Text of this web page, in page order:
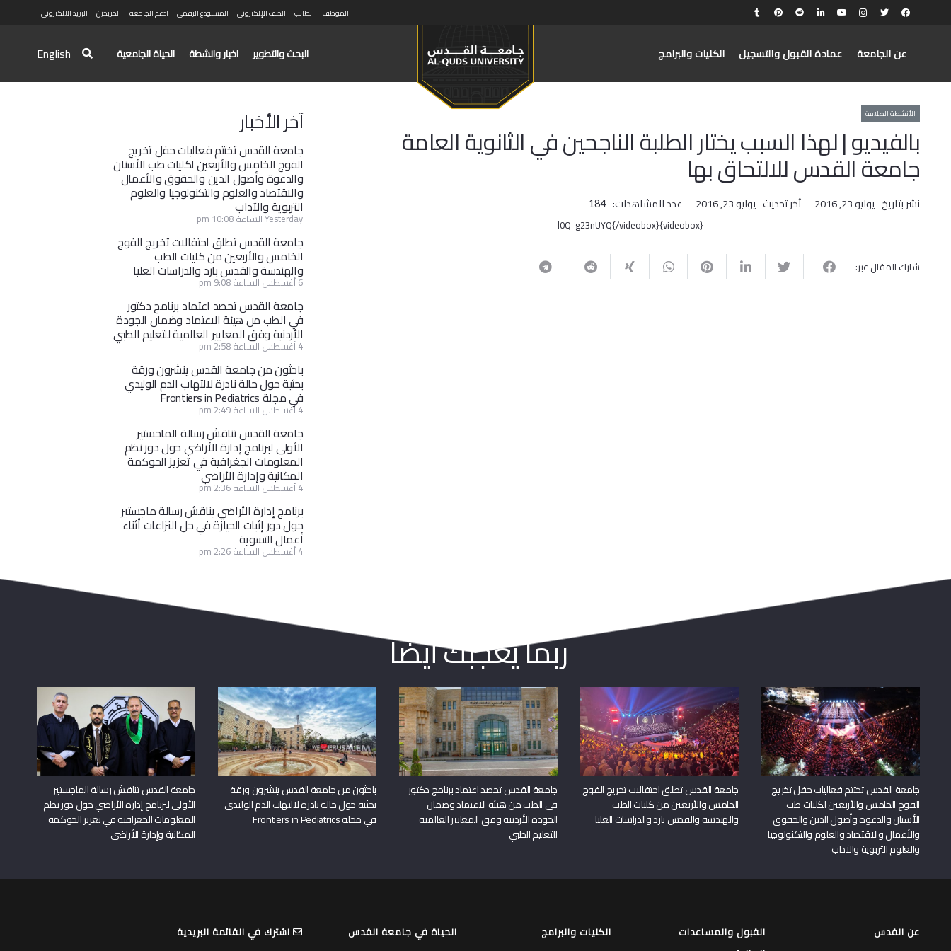
الموظف الطالب الصف الإلكتروني المستودع الرقمي ادعم الجامعة الخريجين البريد الالكتروني
عن الجامعة عمادة القبول والتسجيل الكليات والبرامج البحث والتطوير اخبار وانشطة الحياة الجامعية English
الأنشطة الطلابية
بالفيديو | لهذا السبب يختار الطلبة الناجحين في الثانوية العامة
جامعة القدس للالتحاق بها
نشر بتاريخ يوليو 23, 2016 آخر تحديث يوليو 23, 2016 عدد المشاهدات: 184
{videobox}l0Q-g23nUYQ{/videobox}
شارك المقال عبر:
آخر الأخبار
جامعة القدس تختتم فعاليات حفل تخريج
الفوج الخامس والأربعين لكليات طب الأسنان
والدعوة وأصول الدين والحقوق والأعمال
والاقتصاد والعلوم والتكنولوجيا والعلوم
التربوية والآداب
Yesterday الساعة 10:08 pm
جامعة القدس تطلق احتفالات تخريج الفوج
الخامس والأربعين من كليات الطب
والهندسة والقدس بارد والدراسات العليا
6 أغسطس الساعة 9:08 pm
جامعة القدس تحصد اعتماد برنامج دكتور
في الطب من هيئة الاعتماد وضمان الجودة
الأردنية وفق المعايير العالمية للتعليم الطبي
4 أغسطس الساعة 2:58 pm
باحثون من جامعة القدس ينشرون ورقة
بحثية حول حالة نادرة لالتهاب الدم الوليدي
في مجلة Frontiers in Pediatrics
4 أغسطس الساعة 2:49 pm
جامعة القدس تناقش رسالة الماجستير
الأولى لبرنامج إدارة الأراضي حول دور نظم
المعلومات الجغرافية في تعزيز الحوكمة
المكانية وإدارة الأراضي
4 أغسطس الساعة 2:36 pm
برنامج إدارة الأراضي يناقش رسالة ماجستير
حول دور إثبات الحيازة في حل النزاعات أثناء
أعمال التسوية
4 أغسطس الساعة 2:26 pm
ربما يعجبك أيضا
جامعة القدس تختتم فعاليات حفل تخريج
الفوج الخامس والأربعين لكليات طب
الأسنان والدعوة وأصول الدين والحقوق
والأعمال والاقتصاد والعلوم والتكنولوجيا
والعلوم التربوية والآداب
جامعة القدس تطلق احتفالات تخريج الفوج
الخامس والأربعين من كليات الطب
والهندسة والقدس بارد والدراسات العليا
جامعة القدس تحصد اعتماد برنامج دكتور
في الطب من هيئة الاعتماد وضمان
الجودة الأردنية وفق المعايير العالمية
للتعليم الطبي
باحثون من جامعة القدس ينشرون ورقة
بحثية حول حالة نادرة لالتهاب الدم الوليدي
في مجلة Frontiers in Pediatrics
جامعة القدس تناقش رسالة الماجستير
الأولى لبرنامج إدارة الأراضي حول دور نظم
المعلومات الجغرافية في تعزيز الحوكمة
المكانية وإدارة الأراضي
عن القدس
القبول والمساعدات
الكليات والبرامج الحياة في جامعة القدس اشترك في القائمة البريدية